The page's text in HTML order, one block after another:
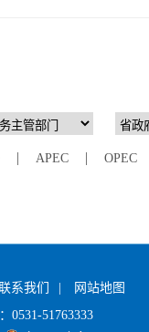
系我们 |
网站地图
0531-51763333